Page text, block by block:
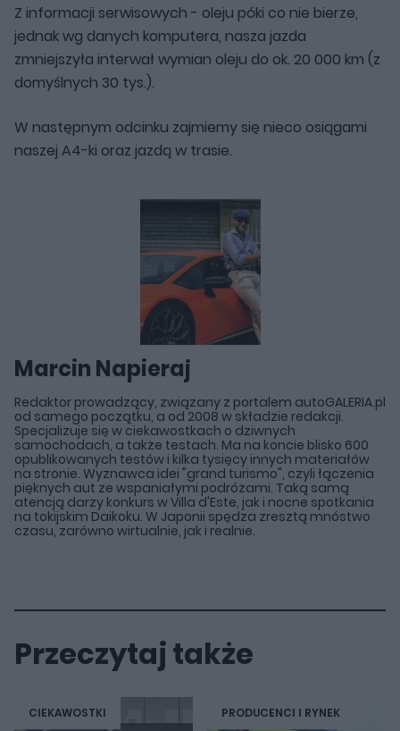
Z informacji serwisowych - oleju póki co nie bierze,
jednak wg danych komputera, nasza jazda
zmniejszyła interwał wymian oleju do ok. 20 000 km (z
domyślnych 30 tys.).
W następnym odcinku zajmiemy się nieco osiągami
naszej A4-ki oraz jazdą w trasie.
Marcin Napieraj
Redaktor prowadzący, związany z portalem autoGALERIA.pl
od samego początku, a od 2008 w składzie redakcji.
Specjalizuje się w ciekawostkach o dziwnych
samochodach, a także testach. Ma na koncie blisko 600
opublikowanych testów i kilka tysięcy innych materiałów
na stronie. Wyznawca idei "grand turismo", czyli łączenia
pięknych aut ze wspaniałymi podróżami. Taką samą
atencją darzy konkurs w Villa d'Este, jak i nocne spotkania
na tokijskim Daikoku. W Japonii spędza zresztą mnóstwo
czasu, zarówno wirtualnie, jak i realnie.
Przeczytaj także
CIEKAWOSTKI PRODUCENCI I RYNEK